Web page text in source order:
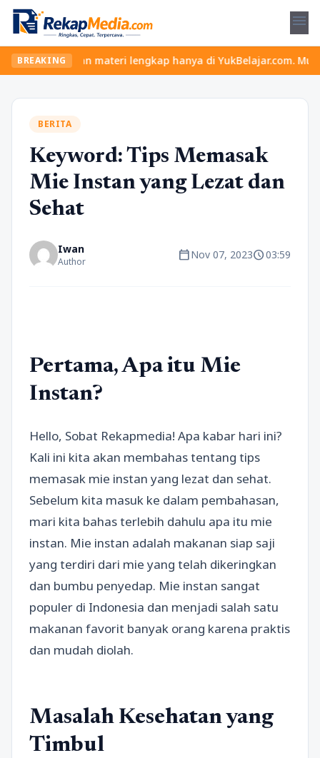
menu
BREAKING
dan materi lengkap hanya di YukBelajar.com. Mulai
BERITA
Keyword: Tips Memasak
Mie Instan yang Lezat dan
Sehat
Iwan
Author calendar_todayNov 07, 2023schedule03:59
Pertama, Apa itu Mie
Instan?
Hello, Sobat Rekapmedia! Apa kabar hari ini?
Kali ini kita akan membahas tentang tips
memasak mie instan yang lezat dan sehat.
Sebelum kita masuk ke dalam pembahasan,
mari kita bahas terlebih dahulu apa itu mie
instan. Mie instan adalah makanan siap saji
yang terdiri dari mie yang telah dikeringkan
dan bumbu penyedap. Mie instan sangat
populer di Indonesia dan menjadi salah satu
makanan favorit banyak orang karena praktis
dan mudah diolah.
Masalah Kesehatan yang
Timbul